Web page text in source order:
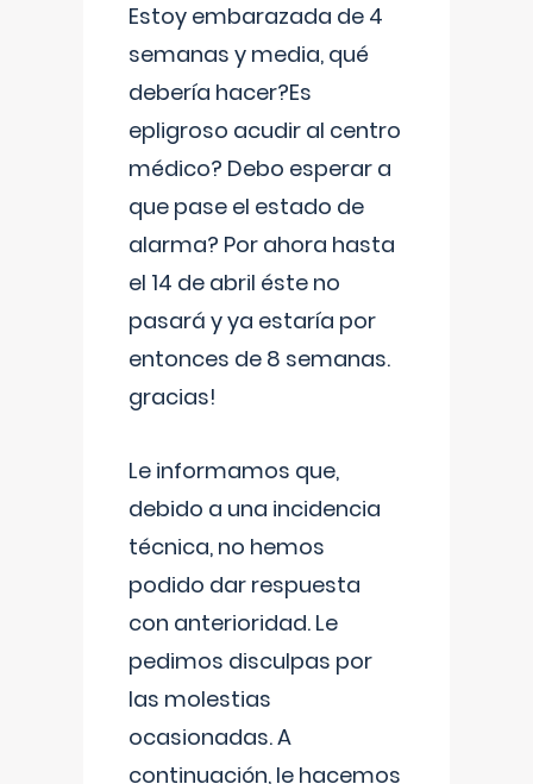
Estoy embarazada de 4
semanas y media, qué
debería hacer?Es
epligroso acudir al centro
médico? Debo esperar a
que pase el estado de
alarma? Por ahora hasta
el 14 de abril éste no
pasará y ya estaría por
entonces de 8 semanas.
gracias!
Le informamos que,
debido a una incidencia
técnica, no hemos
podido dar respuesta
con anterioridad. Le
pedimos disculpas por
las molestias
ocasionadas. A
continuación, le hacemos